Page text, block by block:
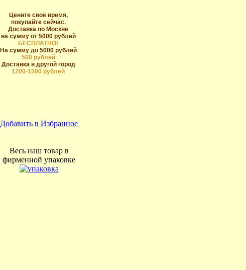
Цените своё время,
покупайте сейчас.
Доставка по Москве
на сумму от 5000 рублей
БЕСПЛАТНО!
На сумму до 5000 рублей
500 рублей
Доставка в другой город
1200-1500 рублей
Добавить в Избранное
Весь наш товар в
фирменной упаковке